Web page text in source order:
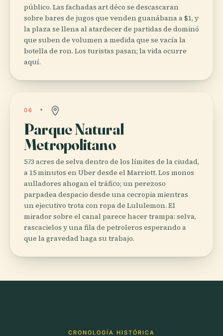
público. Las fachadas art déco se descascaran
sobre bares de jugos que venden guanábana a $1, y
la plaza se llena al atardecer de partidas de dominó
que suben de volumen a medida que se vacía la
botella de ron. Los turistas pasan; la vida ocurre
aquí.
06
Parque Natural
Metropolitano
573 acres de selva dentro de los límites de la ciudad,
a 15 minutos en Uber desde el Marriott. Los monos
aulladores ahogan el tráfico; un perezoso
parpadea despacio desde una cecropia mientras
un ejecutivo trota con ropa de Lululemon. El
mirador sobre el canal parece hacer trampa: selva,
rascacielos y una fila de petroleros esperando a
que la gravedad haga su trabajo.
CRONOLOGÍA HISTÓRICA